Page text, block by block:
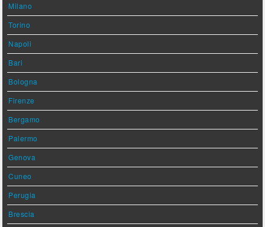
Milano
Torino
Napoli
Bari
Bologna
Firenze
Bergamo
Palermo
Genova
Cuneo
Perugia
Brescia